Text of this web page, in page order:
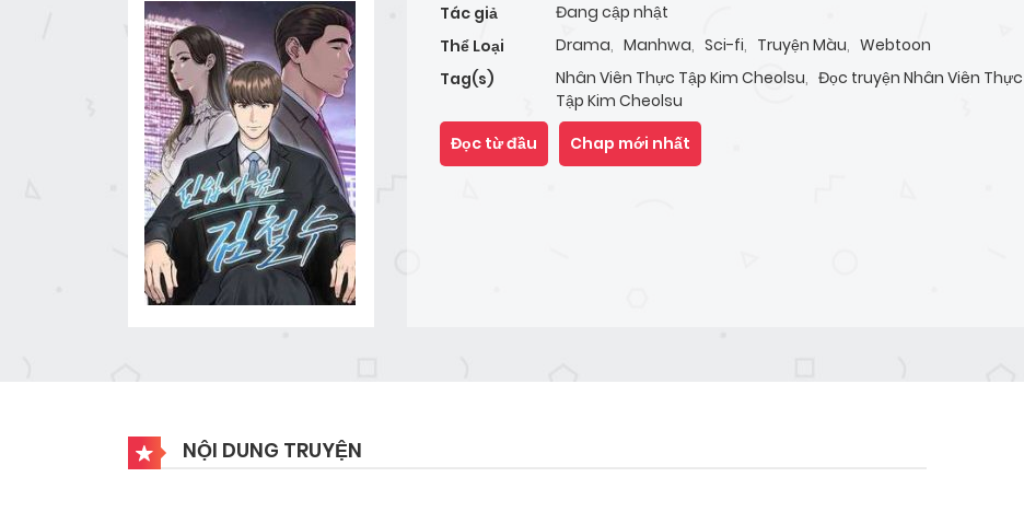
Tác giả
Đang cập nhật
Thể Loại
Drama, Manhwa, Sci-fi, Truyện Màu, Webtoon
Tag(s)
Nhân Viên Thực Tập Kim Cheolsu, Đọc truyện Nhân Viên Thực
Tập Kim Cheolsu
Đọc từ đầu Chap mới nhất
NỘI DUNG TRUYỆN